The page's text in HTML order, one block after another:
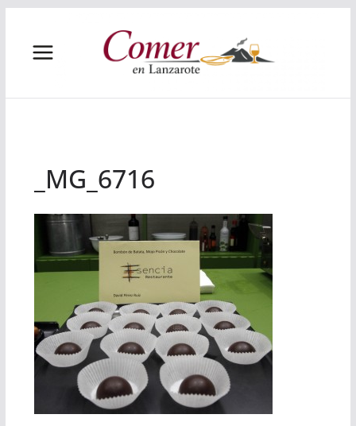
contenido
_MG_6716